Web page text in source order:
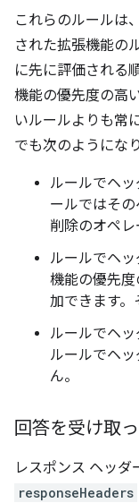
これらのルールは
された拡張機能の
に先に評価される
機能の優先度の高
いルールよりも常
でも次のようになり
ルールでヘ
ールではそ
削除のオペレ
ルールでヘ
機能の優先
加できます。
ルールでヘ
ルールでヘ
ん。
回答を受け取
レスポンス ヘッ
responseHeaders